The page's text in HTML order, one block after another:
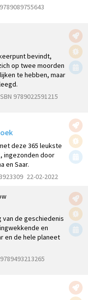
bevindt,
op twee moorden
te hebben, maar
9789022591215
deze 365 leukste
ingezonden door
en Saar.
22-02-2022
de geschiedenis
en
en de hele planeet